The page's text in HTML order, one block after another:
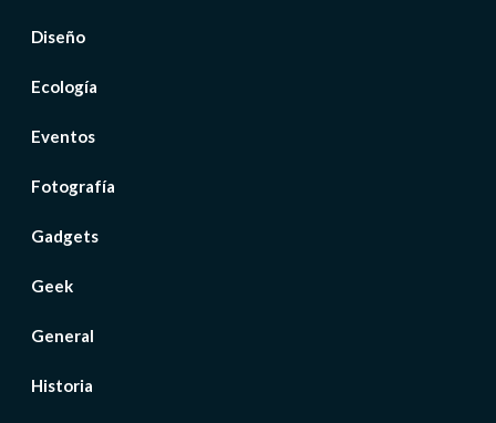
Diseño
Ecología
Eventos
Fotografía
Gadgets
Geek
General
Historia